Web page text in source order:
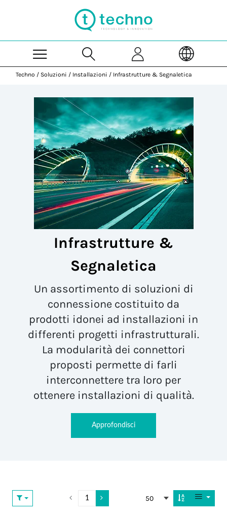
Techno / Soluzioni / Installazioni / Infrastrutture & Segnaletica
Infrastrutture &
Segnaletica
Un assortimento di soluzioni di
connessione costituito da
prodotti idonei ad installazioni in
differenti progetti infrastrutturali.
La modularità dei connettori
proposti permette di farli
interconnettere tra loro per
ottenere installazioni di qualità.
Approfondisci
50